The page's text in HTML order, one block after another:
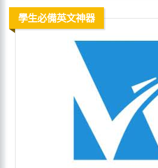
學生必備英文神器